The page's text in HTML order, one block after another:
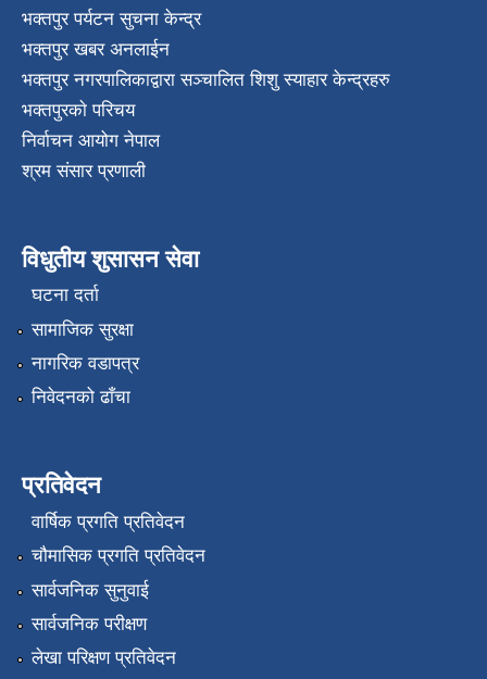
भक्तपुर पर्यटन सुचना केन्द्र
भक्तपुर खबर अनलाईन
भक्तपुर नगरपालिकाद्वारा सञ्चालित शिशु स्याहार केन्द्रहरु
भक्तपुरकाे परिचय
निर्वाचन आयोग नेपाल
श्रम संसार प्रणाली
विधुतीय शुसासन सेवा
घटना दर्ता
सामाजिक सुरक्षा
नागरिक वडापत्र
निवेदनको ढाँचा
प्रतिवेदन
वार्षिक प्रगति प्रतिवेदन
चौमासिक प्रगति प्रतिवेदन
सार्वजनिक सुनुवाई
सार्वजनिक परीक्षण
लेखा परिक्षण प्रतिवेदन